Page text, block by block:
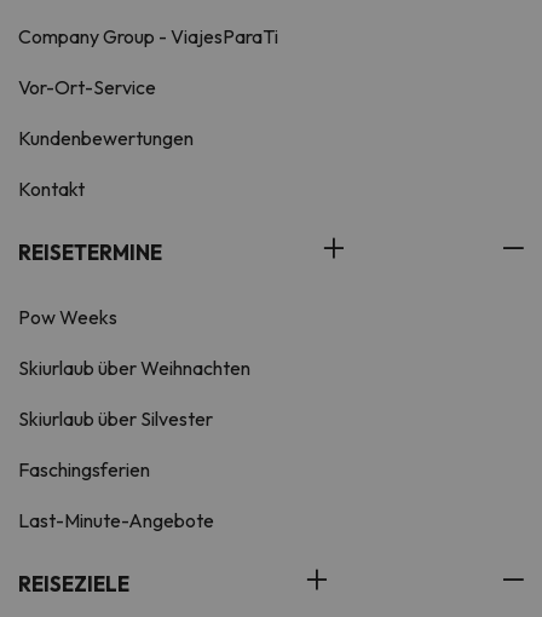
Company Group - ViajesParaTi
Vor-Ort-Service
Kundenbewertungen
Kontakt
REISETERMINE
Pow Weeks
Skiurlaub über Weihnachten
Skiurlaub über Silvester
Faschingsferien
Last-Minute-Angebote
REISEZIELE